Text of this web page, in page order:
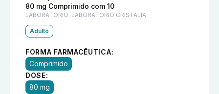
80 mg Comprimido com 10
LABORATÓRIO: LABORATORIO CRISTALIA
Adulto
FORMA FARMACÊUTICA:
Comprimido
DOSE:
80 mg